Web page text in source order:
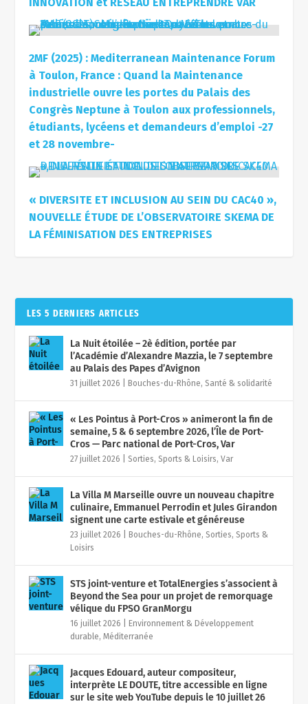
2MF (2025) : Mediterranean Maintenance Forum
à Toulon, France : Quand la Maintenance
industrielle ouvre les portes du Palais des
Congrès Neptune à Toulon aux professionnels,
étudiants, lycéens et demandeurs d’emploi -27
et 28 novembre-
« DIVERSITE ET INCLUSION AU SEIN DU CAC40 »,
NOUVELLE ÉTUDE DE L’OBSERVATOIRE SKEMA DE
LA FÉMINISATION DES ENTREPRISES
LES 5 DERNIERS ARTICLES
La Nuit étoilée – 2è édition, portée par
l’Académie d’Alexandre Mazzia, le 7 septembre
au Palais des Papes d’Avignon
31 juillet 2026 Bouches-du-Rhône,Santé & solidarité
« Les Pointus à Port-Cros » animeront la fin de
semaine, 5 & 6 septembre 2026, l’Île de Port-
Cros — Parc national de Port-Cros, Var
27 juillet 2026 |Sorties, Sports & Loisirs,Var
La Villa M Marseille ouvre un nouveau chapitre
culinaire, Emmanuel Perrodin et Jules Girandon
signent une carte estivale et généreuse
23 juillet 2026 Bouches-du-Rhône,Sorties, Sports &
Loisirs
STS joint-venture et TotalEnergies s’associent à
Beyond the Sea pour un projet de remorquage
vélique du FPSO GranMorgu
16 juillet 2026
Environnement & Développement
durable,Méditerranée
Jacques Edouard, auteur compositeur,
interprète LE DOUTE, titre accessible en ligne
sur le site web YouTube depuis le 10 juillet 26